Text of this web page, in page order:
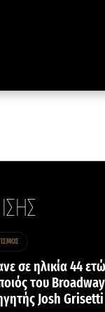
σε ηλικία 44
του
Josh Grisetti